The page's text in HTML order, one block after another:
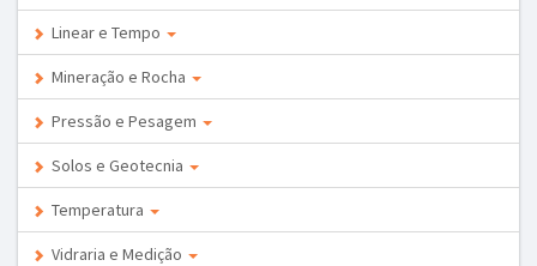
Linear e Tempo
Mineração e Rocha
Pressão e Pesagem
Solos e Geotecnia
Temperatura
Vidraria e Medição